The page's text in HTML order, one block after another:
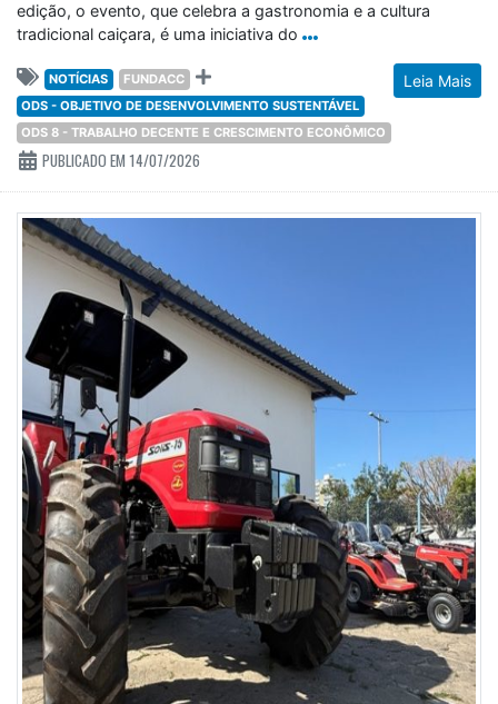
edição, o evento, que celebra a gastronomia e a cultura
tradicional caiçara, é uma iniciativa do
Leia Mais
NOTÍCIAS
FUNDACC
ODS - OBJETIVO DE DESENVOLVIMENTO SUSTENTÁVEL
ODS 8 - TRABALHO DECENTE E CRESCIMENTO ECONÔMICO
PUBLICADO EM 14/07/2026